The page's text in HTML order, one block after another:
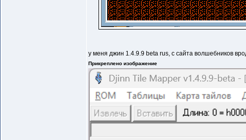
у меня джин 1.4.9.9 beta rus, с сайта волшебников
Прикреплено изображение